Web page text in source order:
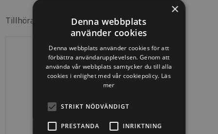
Tillhörande produkter
×
Denna webbplats
använder cookies
Denna webbplats använder cookies för att
förbättra användarupplevelsen. Genom att
använda vår webbplats samtycker du till alla
cookies i enlighet med vår cookiepolicy. Läs
mer
STRIKT NÖDVÄNDIGT
PRESTANDA INRIKTNING